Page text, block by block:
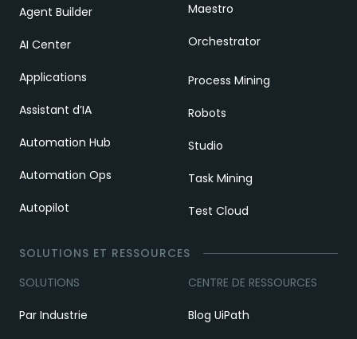
Agent Builder
AI Center
Applications
Assistant d’IA
Automation Hub
Automation Ops
Autopilot
Maestro
Orchestrator
Process Mining
Robots
Studio
Task Mining
Test Cloud
SOLUTIONS ET RESSOURCES
SOLUTIONS
Par Industrie
CENTRE DE RESSOURCES
Blog UiPath